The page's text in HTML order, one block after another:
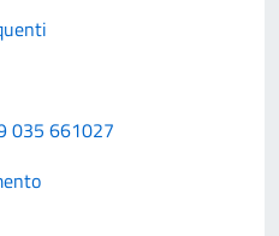
035 661027